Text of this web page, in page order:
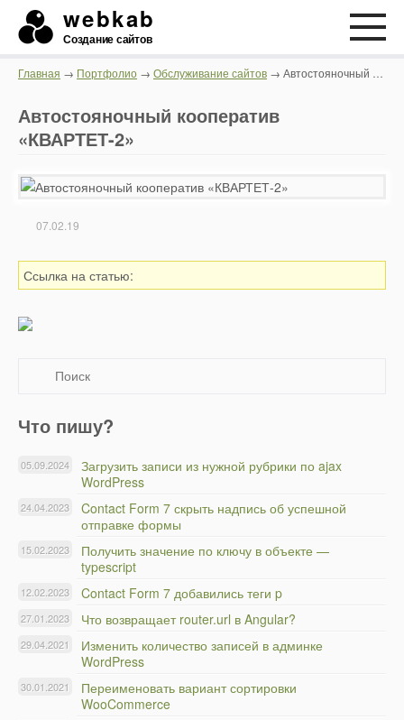
webkab
Создание сайтов
Автостояночный кооператив
«КВАРТЕТ-2»
07.02.19
Ссылка на статью:
Что пишу?
Загрузить записи из нужной рубрики по ajax
WordPress
05.09.2024
Contact Form 7 скрыть надпись об успешной
отправке формы
24.04.2023
Получить значение по ключу в объекте —
typescript
15.02.2023
Contact Form 7 добавились теги p
12.02.2023
Что возвращает router.url в Angular?
27.01.2023
Изменить количество записей в админке
WordPress
29.04.2021
Переименовать вариант сортировки
WooCommerce
30.01.2021
Главная → Портфолио → Обслуживание сайтов → Автостояночный кооператив «КВАРТЕТ-2»